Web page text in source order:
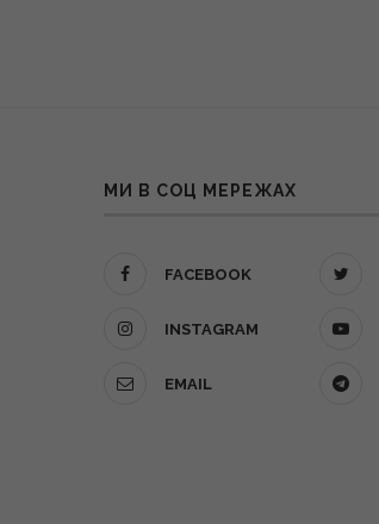
МИ В СОЦ МЕРЕЖАХ
FACEBOOK
INSTAGRAM
EMAIL